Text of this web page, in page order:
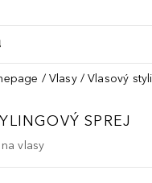
Vlasy Vlasový
SPREJ
vlasy